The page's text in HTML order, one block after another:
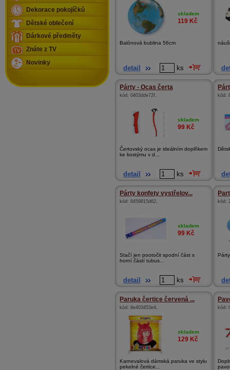
skladem
119 Kč
Balónová bublina 56cm
detail ks
Párty - Ocas čerta
kód: 0403dde72f,
skladem
99 Kč
Čertovský ocas je ideálním doplňkem
ke kostýmu v d...
detail ks
kód:
Párty konfety vystřelov...
kód: 8459815d62,
skladem
99 Kč
Stačí jen pootočit spodní část s
horní částí tubus...
detail ks
kód:
Paruka čertice červená ...
kód: 8e403453e4,
skladem
129 Kč
Karnevalová dámská paruka ve stylu
pekelné čertice...
kód:
Dekorace pokojíčků
Dětské oblečení
Dárkové předměty
Znáte z TV
Novinky